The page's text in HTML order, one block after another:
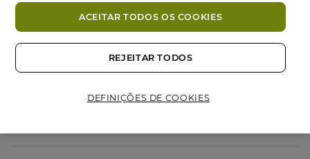
aberto.
Graças à sua
garante um resultado impecável durante todo o dia,
sem grumos ou manchas. A corpreto intenso
amplifica o olhar, realçando todos os formatos de
DEFINIÇÕES DE COOKIES
REJEITAR TODOS
ACEITAR TODOS OS COOKIES